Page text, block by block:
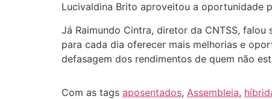
Lucivaldina Brito aproveitou a oportunidade
Já Raimundo Cintra, diretor da CNTSS,
para cada dia oferecer mais melhorias e
defasagem dos rendimentos de quem não
Com as tags aposentados, Assembleia,